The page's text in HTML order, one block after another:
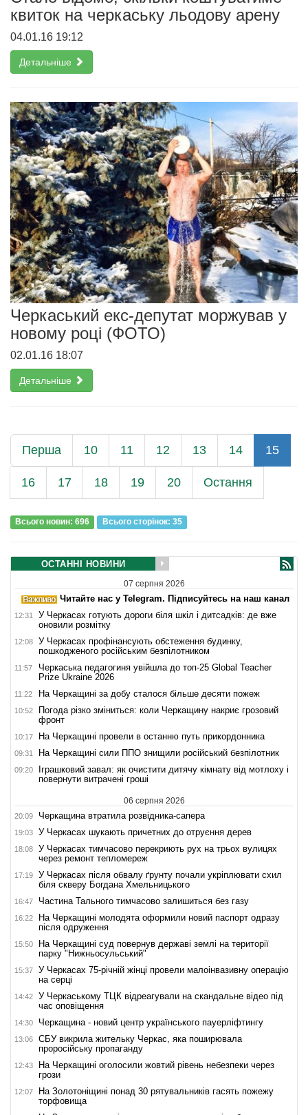
квиток на черкаську льодову арену
04.01.16 19:12
Детальніше
Черкаський екс-депутат моржував у
новому році (ФОТО)
02.01.16 18:07
Детальніше
Перша 10 11 12 13 14 15
16 17 18 19 20 Остання
Всього новин: 696 Всього сторiнок: 35
ОСТАННІ НОВИНИ
07 серпня 2026
Читайте нас у Telegram. Підписуйтесь на наш канал
12:31
У Черкасах готують дороги біля шкіл і дитсадків: де вже
оновили розмітку
12:08
У Черкасах профінансують обстеження будинку,
пошкодженого російським безпілотником
11:57
Черкаська педагогиня увійшла до топ-25 Global Teacher
Prize Ukraine 2026
11:22 На Черкащині за добу сталося більше десяти пожеж
10:52
Погода різко зміниться: коли Черкащину накриє грозовий
фронт
10:17 На Черкащині провели в останню путь прикордонника
09:31 На Черкащині сили ППО знищили російський безпілотник
09:20
Іграшковий завал: як очистити дитячу кімнату від мотлоху і
повернути витрачені гроші
06 серпня 2026
20:09 Черкащина втратила розвідника-сапера
19:03 У Черкасах шукають причетних до отруєння дерев
18:08
У Черкасах тимчасово перекриють рух на трьох вулицях
через ремонт тепломереж
17:19
У Черкасах після обвалу ґрунту почали укріплювати схил
біля скверу Богдана Хмельницького
16:47 Частина Тального тимчасово залишиться без газу
16:22
На Черкащині молодята оформили новий паспорт одразу
після одруження
15:50
На Черкащині суд повернув державі землі на території
парку "Нижньосульський"
15:37
У Черкасах 75-річній жінці провели малоінвазивну операцію
на серці
14:42
У Черкаському ТЦК відреагували на скандальне відео під
час оповіщення
14:30 Черкащина - новий центр українського пауерліфтингу
13:06
СБУ викрила жительку Черкас, яка поширювала
проросійську пропаганду
12:43
На Черкащині оголосили жовтий рівень небезпеки через
грози
12:07
На Золотоніщині понад 30 рятувальників гасять пожежу
торфовища